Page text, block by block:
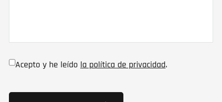
Acepto y he leído la política de privacidad.